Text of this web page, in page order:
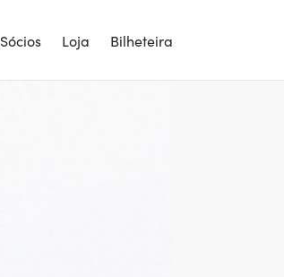
Sócios Loja Bilheteira